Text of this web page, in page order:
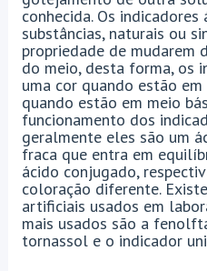
conhecida. Os indicadores
substâncias, naturais ou
propriedade de mudarem
do meio, desta forma, os
uma cor quando estão
quando estão em meio
funcionamento dos
geralmente eles são um
fraca que entra em
ácido conjugado,
coloração diferente.
artificiais usados em
mais usados são a
tornassol e o indicador